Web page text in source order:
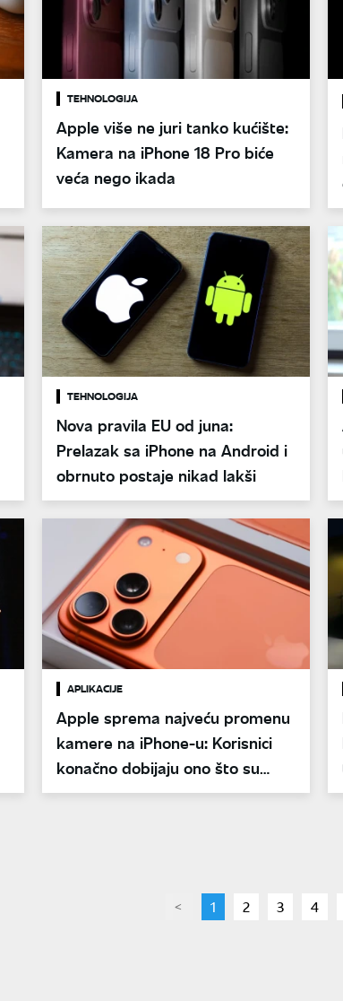
TEHNOLOGIJA
Apple više ne juri tanko kućište:
Kamera na iPhone 18 Pro biće
veća nego ikada
TEHNOLOGIJA
Nova pravila EU od juna:
Prelazak sa iPhone na Android i
obrnuto postaje nikad lakši
APLIKACIJE
Apple sprema najveću promenu
kamere na iPhone-u: Korisnici
konačno dobijaju ono što su
dugo tražili
pageYou're
1 page
2 page
3 page
4